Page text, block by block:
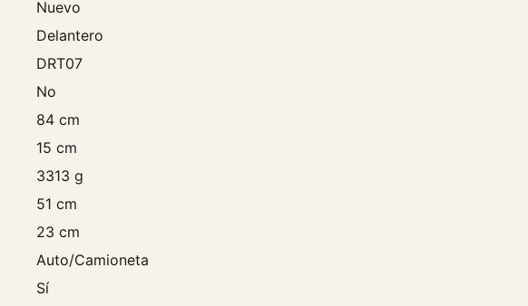
Nuevo
Delantero
DRT07
No
84 cm
15 cm
3313 g
51 cm
23 cm
Auto/Camioneta
Sí